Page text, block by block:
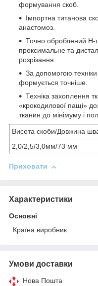
формування скоб.
Імпортна титанова
анастомоз.
Точно оброблений H-
проксимальне та
розрізання.
За допомогою
формується точніше.
Техніка захоплення
«крокодилової пащі»
тканин до мінімуму і
Висота скоби/Довжина
2,0/2,5/3,0мм/73 мм
Приховати
Характеристики
Основні
Країна виробник
Умови доставки
Нова Пошта